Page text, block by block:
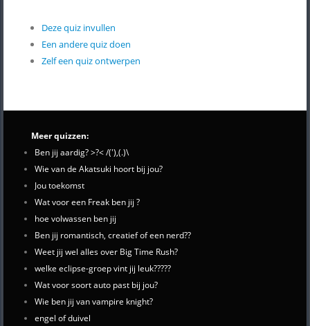
Deze quiz invullen
Een andere quiz doen
Zelf een quiz ontwerpen
Meer quizzen:
Ben jij aardig? >?< /('),(.)\
Wie van de Akatsuki hoort bij jou?
Jou toekomst
Wat voor een Freak ben jij ?
hoe volwassen ben jij
Ben jij romantisch, creatief of een nerd??
Weet jij wel alles over Big Time Rush?
welke eclipse-groep vint jij leuk?????
Wat voor soort auto past bij jou?
Wie ben jij van vampire knight?
engel of duivel